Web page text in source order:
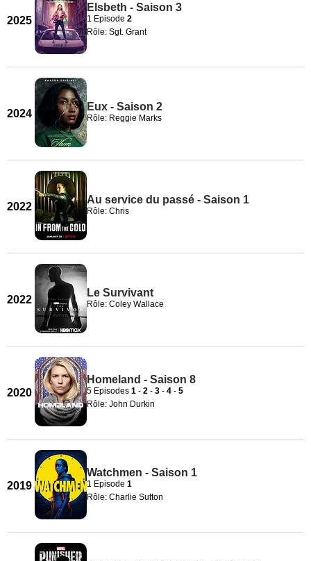
2025
Elsbeth - Saison 3
1 Episode 2
Rôle: Sgt. Grant
2024
Eux - Saison 2
Rôle: Reggie Marks
2022
Au service du passé - Saison 1
Rôle: Chris
2022
Le Survivant
Rôle: Coley Wallace
2020
Homeland - Saison 8
5 Episodes 1 - 2 - 3 - 4 - 5
Rôle: John Durkin
2019
Watchmen - Saison 1
1 Episode 1
Rôle: Charlie Sutton